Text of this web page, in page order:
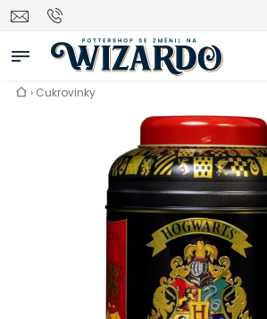
Vyhledávání
› Cukrovinky